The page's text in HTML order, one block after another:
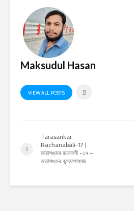
Maksudul Hasan
VIEW ALL POSTS
Tarasankar
Rachanabali-17 |
তারাশঙ্কর রচনাবলী -১৭ –
তারাশঙ্কর বন্দ্যোপাধ্যায়